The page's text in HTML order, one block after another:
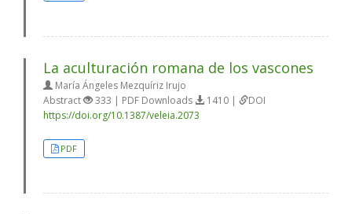
La aculturación romana de los vascones
María Ángeles Mezquíriz Irujo
Abstract
333 | PDF Downloads 1410 |
DOI
https://doi.org/10.1387/veleia.2073
PDF